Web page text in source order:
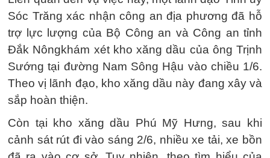
Sóc Trăng xác nhận công an địa phương đã hỗ
trợ lực lượng của Bộ Công an và Công an tỉnh
Đắk Nôngkhám xét kho xăng dầu của ông Trịnh
Sướng tại đường Nam Sông Hậu vào chiều 1/6.
Theo vị lãnh đạo, kho xăng dầu này đang xây và
sắp hoàn thiện.
Còn tại kho xăng dầu Phú Mỹ Hưng, sau khi
cảnh sát rút đi vào sáng 2/6, nhiều xe tải, xe bồn